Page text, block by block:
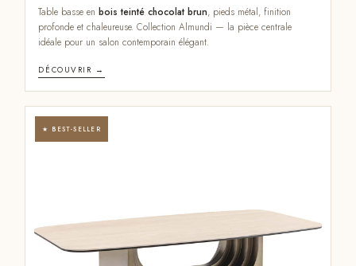
Table basse enbois teinté chocolat brun, pieds métal, finition
profonde et chaleureuse. Collection Almundi — la pièce centrale
idéale pour un salon contemporain élégant.
DÉCOUVRIR →
★ BEST-SELLER